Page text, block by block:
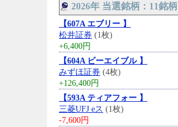
2026年 当選銘柄：11銘柄
【607A エブリー 】
松井証券 (1枚)
+6,400円
【604A ビーエイブル 】
みずほ証券 (4枚)
+126,400円
【593A ティアフォー 】
三菱UFJ eス (1枚)
-7,600円